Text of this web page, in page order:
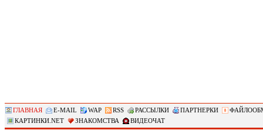
ГЛАВНАЯ E-MAIL WAP RSS РАССЫЛКИ ПАРТНЕРКИ
КАРТИНКИ.NET
ЗНАКОМСТВА ВИДЕОЧАТ